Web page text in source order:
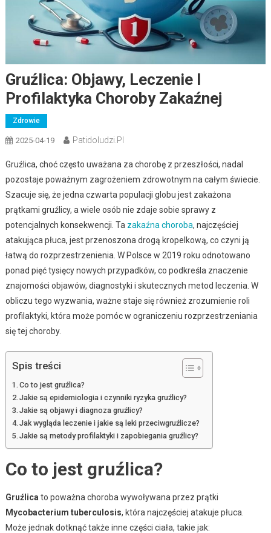
Gruźlica: Objawy, Leczenie I
Profilaktyka Choroby Zakaźnej
Zdrowie
2025-04-19 Patidoludzi.pl
Gruźlica, choć często uważana za chorobę z przeszłości, nadal
pozostaje poważnym zagrożeniem zdrowotnym na całym świecie.
Szacuje się, że jedna czwarta populacji globu jest zakażona
prątkami gruźlicy, a wiele osób nie zdaje sobie sprawy z
potencjalnych konsekwencji. Ta zakaźna choroba, najczęściej
atakująca płuca, jest przenoszona drogą kropelkową, co czyni ją
łatwą do rozprzestrzenienia. W Polsce w 2019 roku odnotowano
ponad pięć tysięcy nowych przypadków, co podkreśla znaczenie
znajomości objawów, diagnostyki i skutecznych metod leczenia. W
obliczu tego wyzwania, ważne staje się również zrozumienie roli
profilaktyki, która może pomóc w ograniczeniu rozprzestrzeniania
się tej choroby.
Spis treści
Co to jest gruźlica?
Jakie są epidemiologia i czynniki ryzyka gruźlicy?
Jakie są objawy i diagnoza gruźlicy?
Jak wygląda leczenie i jakie są leki przeciwgruźlicze?
Jakie są metody profilaktyki i zapobiegania gruźlicy?
Co to jest gruźlica?
Gruźlica to poważna choroba wywoływana przez prątki
Mycobacterium tuberculosis, która najczęściej atakuje płuca.
Może jednak dotknąć także inne części ciała, takie jak: